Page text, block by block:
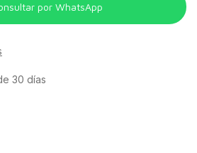
por WhatsApp
30 días